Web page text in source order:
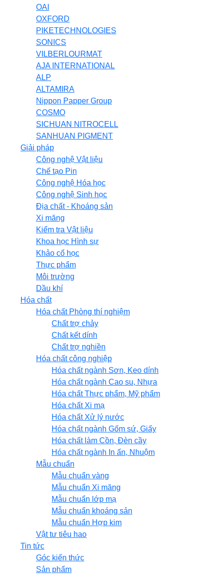
OAI
OXFORD
PIKETECHNOLOGIES
SONICS
VILBERLOURMAT
AJA INTERNATIONAL
ALP
ALTAMIRA
Nippon Papper Group
COSMO
SICHUAN NITROCELL
SANHUAN PIGMENT
Giải pháp
Công nghệ Vật liệu
Chế tạo Pin
Công nghệ Hóa học
Công nghệ Sinh học
Địa chất - Khoáng sản
Xi măng
Kiểm tra Vật liệu
Khoa học Hình sự
Khảo cổ học
Thực phẩm
Môi trường
Dầu khí
Hóa chất
Hóa chất Phòng thí nghiệm
Chất trợ chảy
Chất kết dính
Chất trợ nghiền
Hóa chất công nghiệp
Hóa chất ngành Sơn, Keo dính
Hóa chất ngành Cao su, Nhựa
Hóa chất Thực phẩm, Mỹ phẩm
Hóa chất Xi mạ
Hóa chất Xử lý nước
Hóa chất ngành Gốm sứ, Giấy
Hóa chất làm Cồn, Đèn cầy
Hóa chất ngành In ấn, Nhuộm
Mẫu chuẩn
Mẫu chuẩn vàng
Mẫu chuẩn Xi măng
Mẫu chuẩn lớp mạ
Mẫu chuẩn khoáng sản
Mẫu chuẩn Hợp kim
Vật tư tiêu hao
Tin tức
Góc kiến thức
Sản phẩm